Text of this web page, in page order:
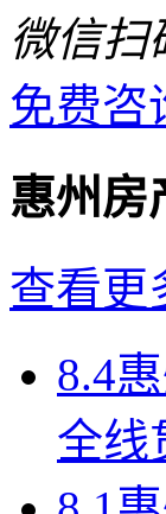
微信扫
免费咨
惠州房
查看更
8.4
全线